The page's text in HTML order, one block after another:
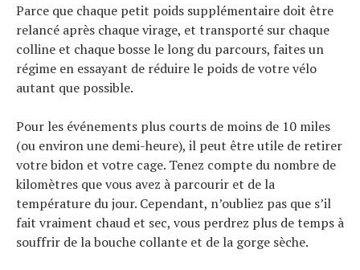
Parce que chaque petit poids supplémentaire doit être
relancé après chaque virage, et transporté sur chaque
colline et chaque bosse le long du parcours, faites un
régime en essayant de réduire le poids de votre vélo
autant que possible.
Pour les événements plus courts de moins de 10 miles
(ou environ une demi-heure), il peut être utile de retirer
votre bidon et votre cage. Tenez compte du nombre de
kilomètres que vous avez à parcourir et de la
température du jour. Cependant, n’oubliez pas que s’il
fait vraiment chaud et sec, vous perdrez plus de temps à
souffrir de la bouche collante et de la gorge sèche.